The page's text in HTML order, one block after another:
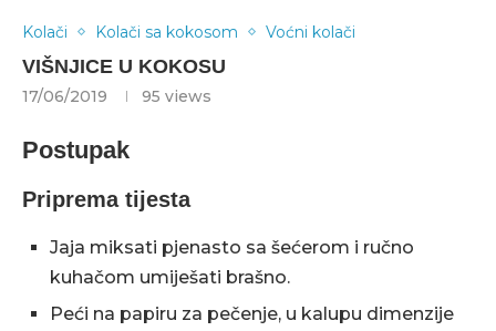
Kolači Kolači sa kokosom Voćni kolači
VIŠNJICE U KOKOSU
17/06/2019 95 views
Postupak
Priprema tijesta
Jaja miksati pjenasto sa šećerom i ručno
kuhačom umiješati brašno.
Peći na papiru za pečenje, u kalupu dimenzije